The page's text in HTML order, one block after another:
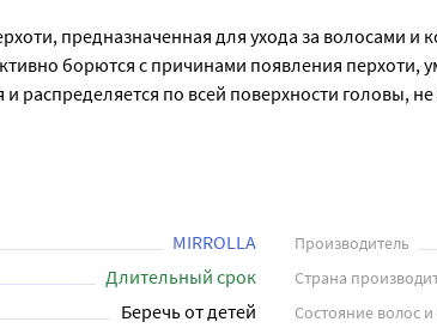
предназначенная для ухода за волосами
борются с причинами появления перхоти,
распределяется по всей поверхности головы,
и ухоженными, а кожа головы -
MIRROLLA Производитель
Длительный срок Страна
Беречь от детей Состояние волос